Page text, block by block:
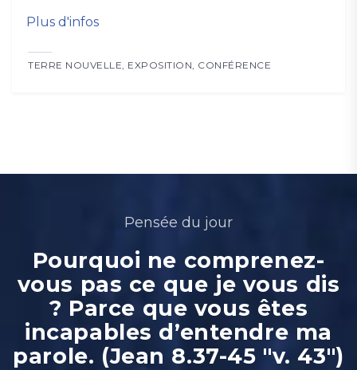
Plus d'infos
TERRE NOUVELLE, EXPOSITION, CONFÉRENCE
Pensée du jour
Pourquoi ne comprenez-
vous pas ce que je vous dis
? Parce que vous êtes
incapables d’entendre ma
parole. (Jean 8.37-45 "v. 43")